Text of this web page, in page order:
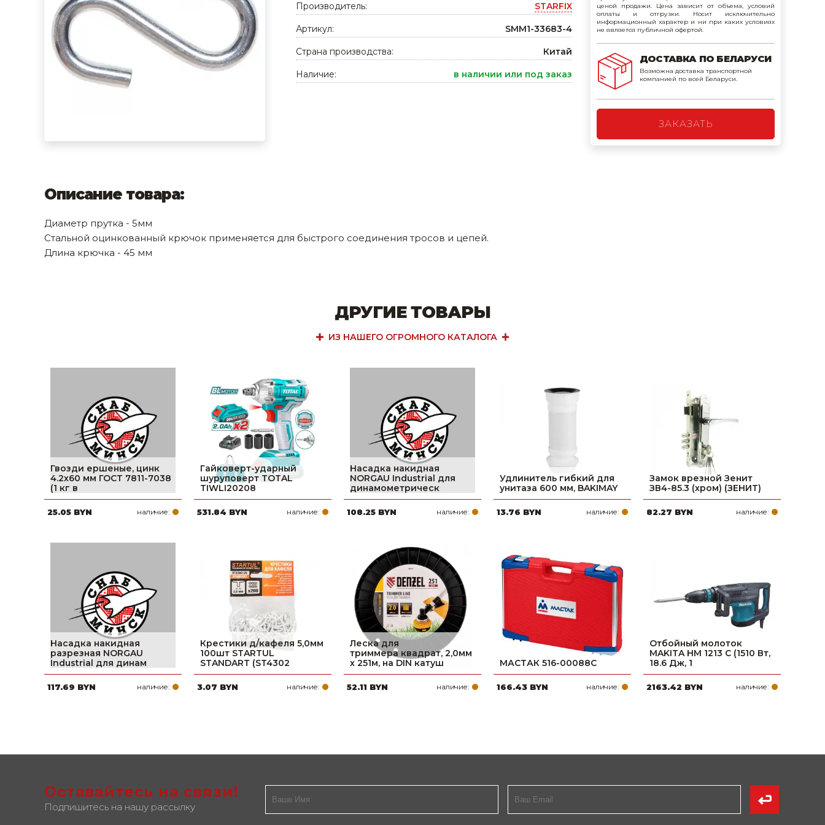
Строительное оборудование
Садовая техника, оснастка и принадлежности
Сварочное оборудование и материалы
Средства индивидуальной защиты и спецодежда
Крепеж и фурнитура
Резинотехнические, асбестовые изделия, каболка
фруктов
Автоклавы. Дистилляторы
Дистилляторы
Ниппельные поилки для
свиней
Чашечные поилки
Производитель: STARFIX
Артикул: SMM1-33683-4
Страна производства: Китай
Наличие: в наличии или под заказ
ценой продажи. Цена зависит от объема, условий
оплаты и отгрузки. Носит исключительно
информационный характер и ни при каких условиях
не является публичной офертой.
ДОСТАВКА ПО БЕЛАРУСИ
Возможна доставка транспортной
компанией по всей Беларуси.
ЗАКАЗАТЬ
Описание товара:
Диаметр прутка - 5мм
Стальной оцинкованный крючок применяется для быстрого соединения тросов и цепей.
Длина крючка - 45 мм
ДРУГИЕ ТОВАРЫ
ИЗ НАШЕГО ОГРОМНОГО КАТАЛОГА
Гвозди ершеные, цинк
4.2х60 мм ГОСТ 7811-7038
(1 кг в
25.05 BYN наличие:
Гайковерт-ударный
шуруповерт TOTAL
TIWLI20208
531.84 BYN наличие:
Насадка накидная
NORGAU Industrial для
динамометрическ
108.25 BYN наличие:
Удлинитель гибкий для
унитаза 600 мм, BAKIMAY
13.76 BYN наличие:
Замок врезной Зенит
ЗВ4-85.3 (хром) (ЗЕНИТ)
82.27 BYN наличие:
Насадка накидная
разрезная NORGAU
Industrial для динам
117.69 BYN наличие:
Крестики д/кафеля 5,0мм
100шт STARTUL
STANDART (ST4302
3.07 BYN наличие:
Леска для
триммера квадрат, 2,0мм
х 251м, на DIN катуш
52.11 BYN наличие:
МАСТАК 516-00088C
166.43 BYN наличие:
Отбойный молоток
MAKITA HM 1213 C (1510 Вт,
18.6 Дж, 1
2163.42 BYN наличие:
Оставайтесь на связи!
Подпишитесь на нашу рассылку